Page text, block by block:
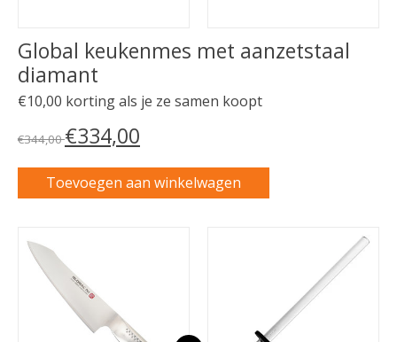
Global keukenmes met aanzetstaal
diamant
€10,00 korting als je ze samen koopt
€344,00€334,00
Toevoegen aan winkelwagen
Carrousel van gebundelde producten